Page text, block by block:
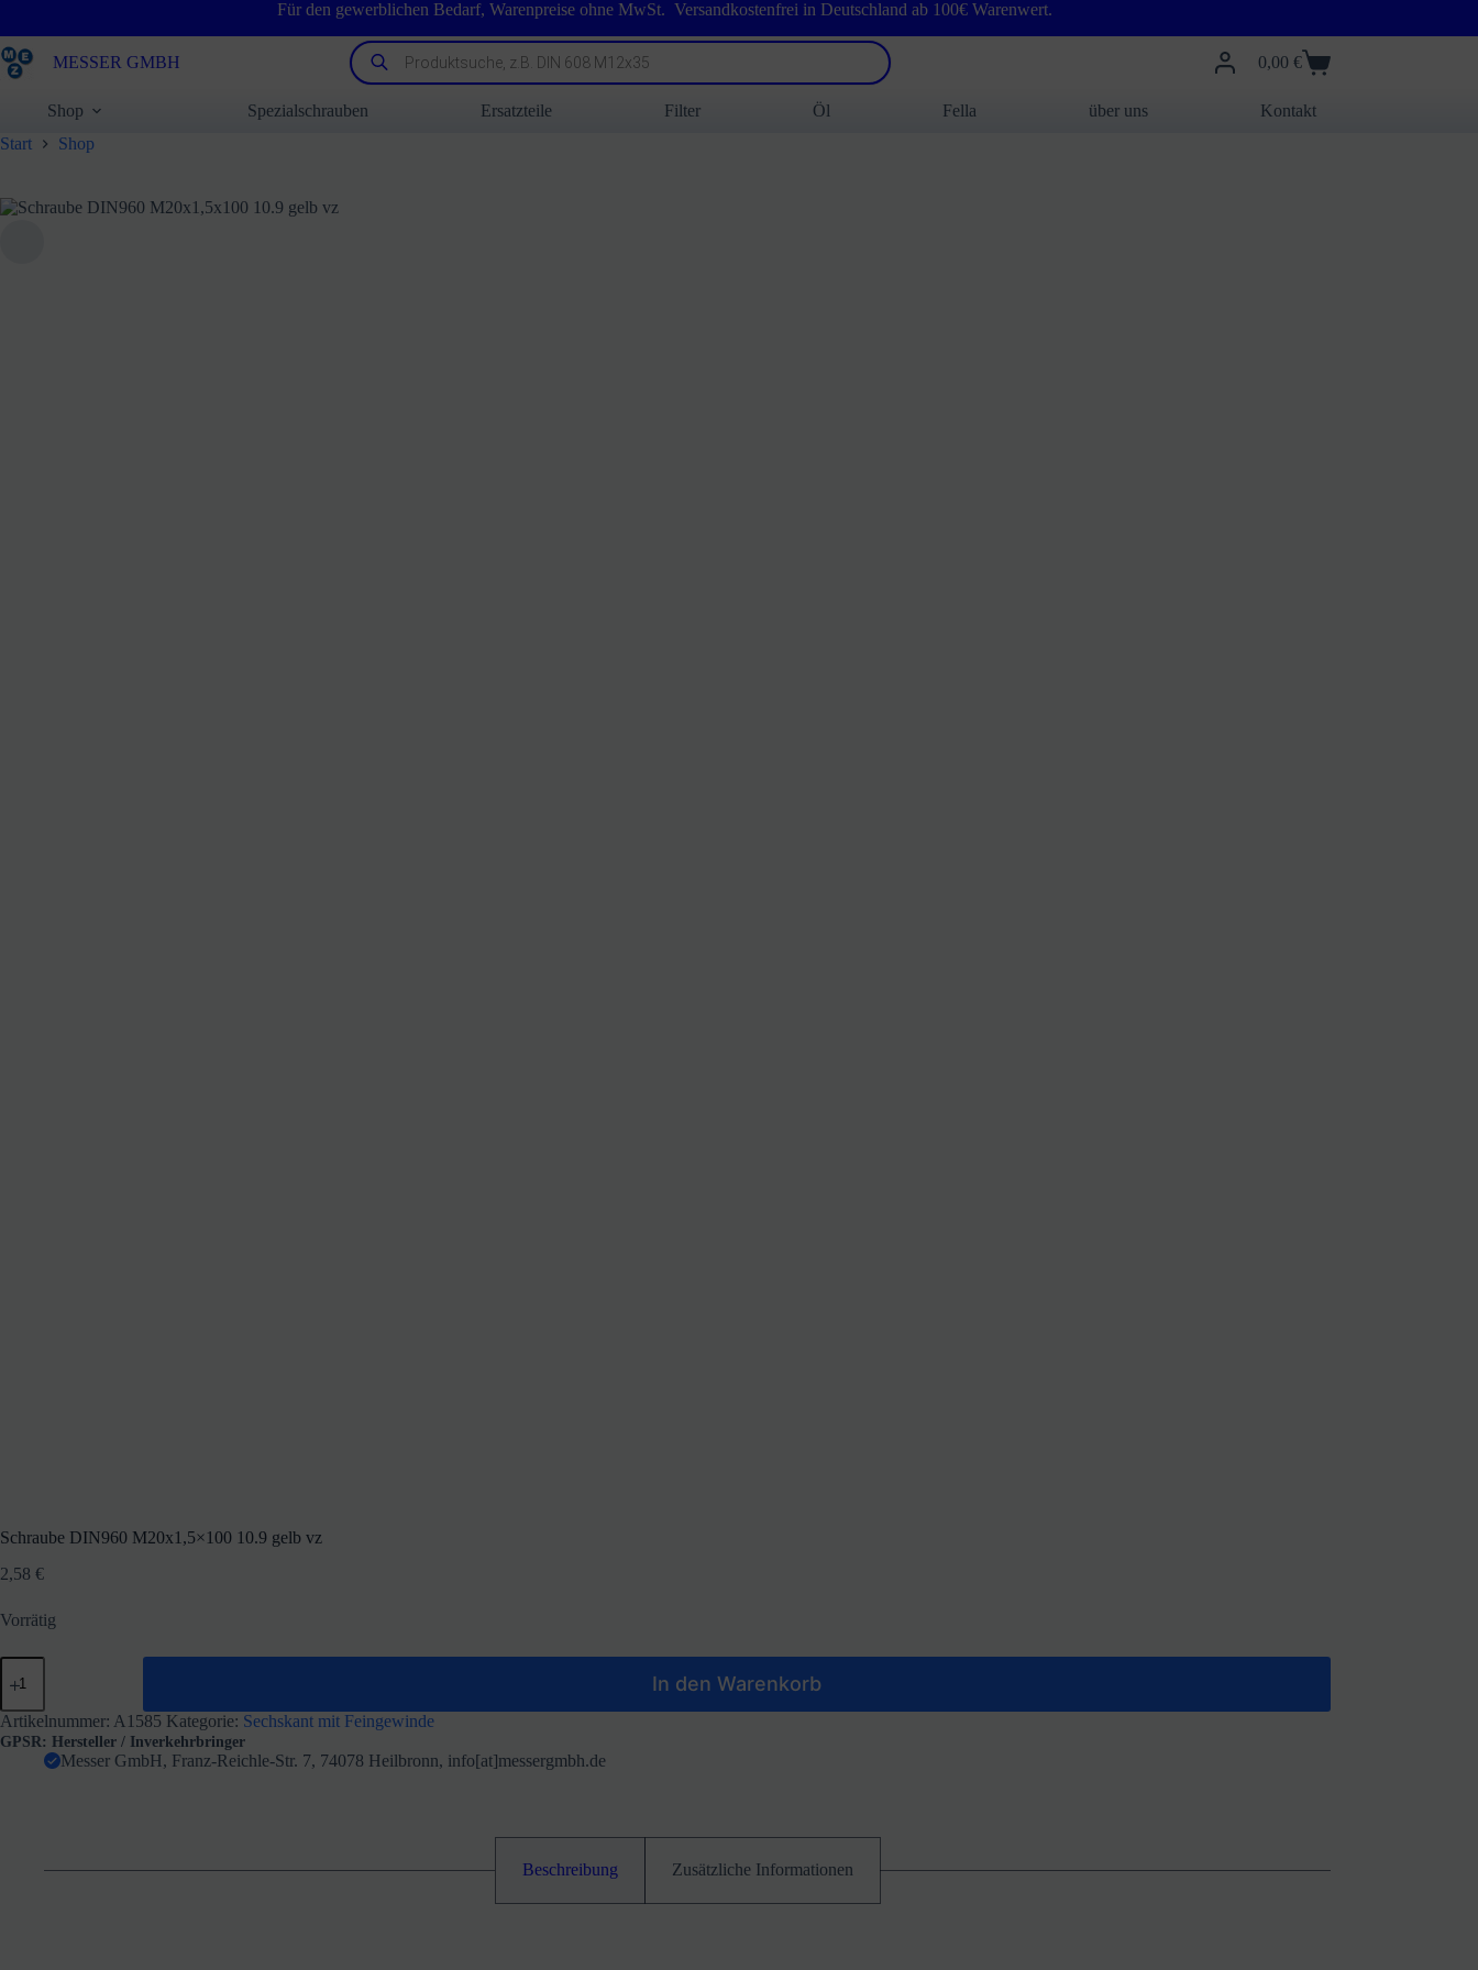
springen
Für den gewerblichen Bedarf, Warenpreise ohne MwSt. Versandkostenfrei in Deutschland ab 100€ Warenwert.
MESSER GMBH
Products
search
Warenkorb
0,00 €
Shop Spezialschrauben Ersatzteile Filter Öl Fella über uns
Kontakt
Start
Shop
Schraube DIN960 M20x1,5×100 10.9 gelb vz
2,58 €
Vorrätig
Schraube
DIN960
10.9
gelb
In den Warenkorb
Artikelnummer: A1585 Kategorie: Sechskant mit Feingewinde
GPSR: Hersteller / Inverkehrbringer
Messer GmbH, Franz-Reichle-Str. 7, 74078 Heilbronn, info[at]messergmbh.de
Beschreibung Zusätzliche Informationen